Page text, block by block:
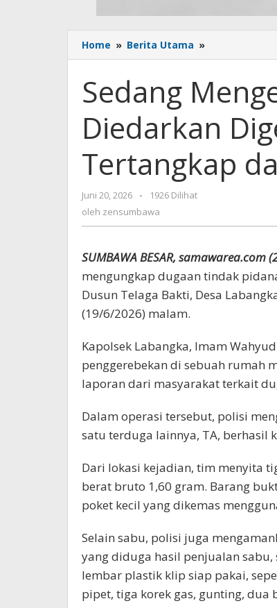
Home » Berita Utama »
Mengemas
untuk
Diedarkan
Digerebek
Polisi,
Tertangkap
dan
Sedang
Diedarkan
Tertangkap
Juni 20, 2026
oleh
zensumbawa
-
1926 Dilihat
oleh zensumbawa
SUMBAWA BESAR, samawarea.com
mengungkap dugaan tindak
Dusun Telaga Bakti, Desa
(19/6/2026) malam.
Kapolsek Labangka, Imam
penggerebekan di sebuah rumah
laporan dari masyarakat terkait
Dalam operasi tersebut, polisi
satu terduga lainnya, TA, berhasil
Dari lokasi kejadian, tim menyita
berat bruto 1,60 gram. Barang
poket kecil yang dikemas
Selain sabu, polisi juga
yang diduga hasil penjualan
lembar plastik klip siap pakai,
pipet, tiga korek gas, gunting, dua